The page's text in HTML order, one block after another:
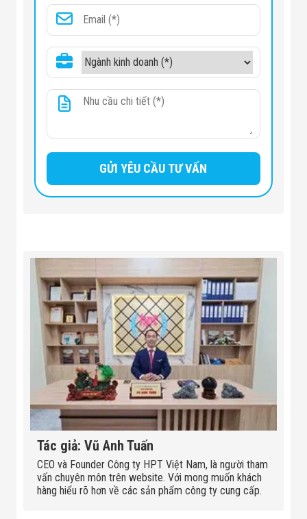
Đội
Máy
Dự Án Kho
Xưởng -
Logistics
Tin Tức
Liên Hệ
Tác giả: Vũ Anh Tuấn
CEO và Founder Công ty HPT Việt Nam, là người tham
vấn chuyên môn trên website. Với mong muốn khách
hàng hiểu rõ hơn về các sản phẩm công ty cung cấp.